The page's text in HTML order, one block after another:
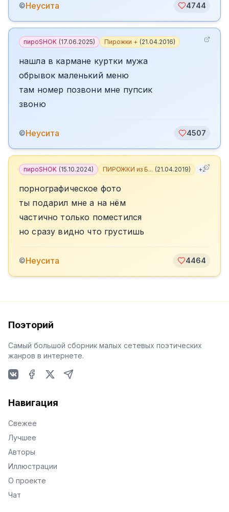
©Неусита 4744
пироSHOK (17.06.2025) Пирожки + (21.04.2016)
нашла в кармане куртки мужа
обрывок маленький меню
там номер позвони мне пупсик
звоню
©Неусита 4507
пироSHOK (15.10.2024) ПИРОЖКИ из Б... (21.04.2019) +2
порнографическое фото
ты подарил мне а на нём
частично только поместился
но сразу видно что грустишь
©Неусита 4464
Поэторий
Самый большой сборник малых сетевых поэтических
жанров в интернете.
Навигация
Свежее
Лучшее
Авторы
Иллюстрации
О проекте
Чат